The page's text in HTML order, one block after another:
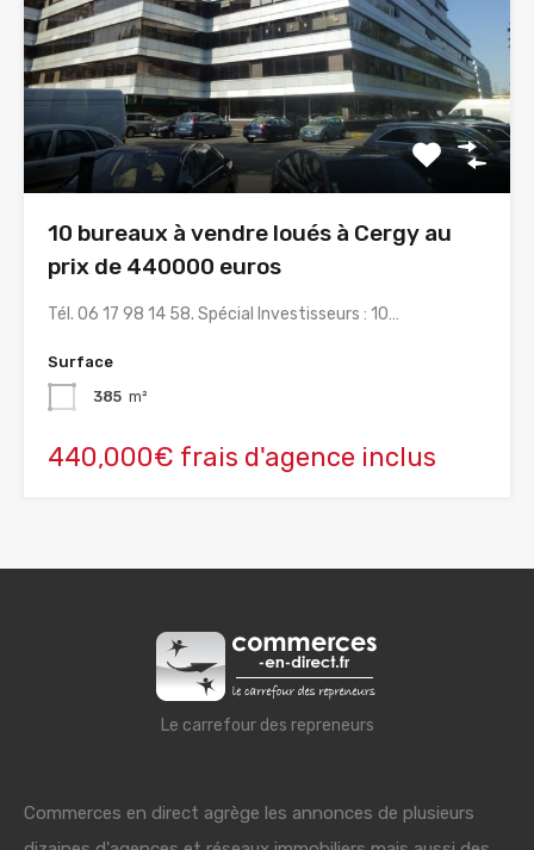
10 bureaux à vendre loués à Cergy au
prix de 440000 euros
Tél. 06 17 98 14 58. Spécial Investisseurs : 10…
Surface
385 m²
440,000€ frais d'agence inclus
Le carrefour des repreneurs
Commerces en direct agrège les annonces de plusieurs